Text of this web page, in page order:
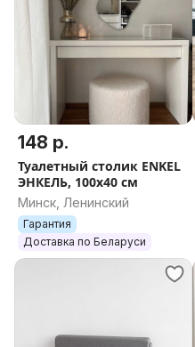
148 р.
Туалетный столик ENKEL
ЭНКЕЛЬ, 100х40 см
Минск, Ленинский
Гарантия
Доставка по Беларуси